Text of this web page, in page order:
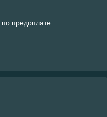
предоплате.